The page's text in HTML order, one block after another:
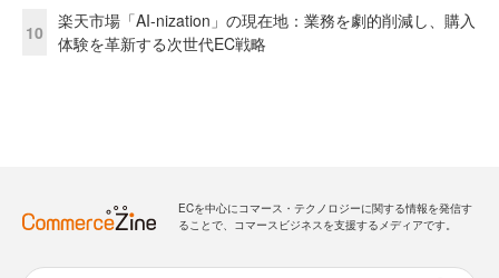
10
楽天市場「AI-nization」の現在地：業務を劇的削減し、購入
体験を革新する次世代EC戦略
ECを中心にコマース・テクノロジーに関する情報を発信す
ることで、コマースビジネスを支援するメディアです。